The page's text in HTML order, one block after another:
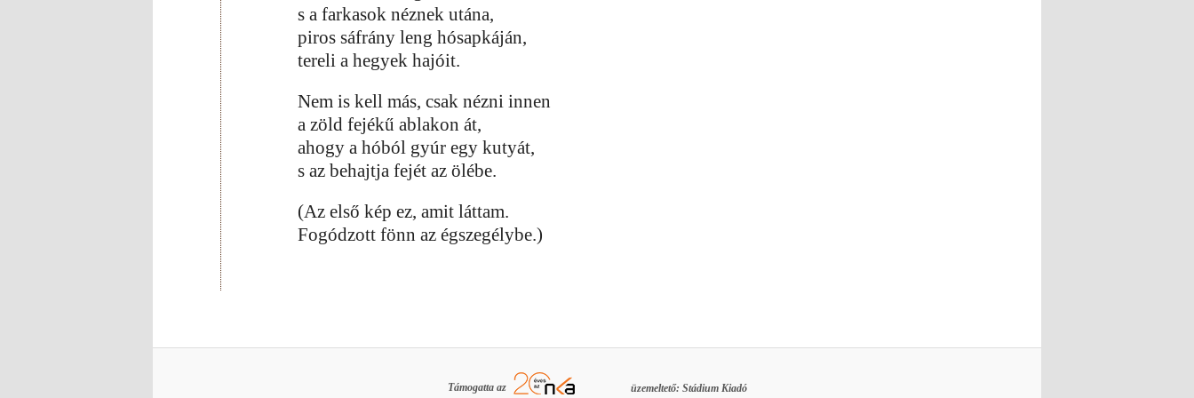
s a farkasok néznek utána,
piros sáfrány leng hósapkáján,
tereli a hegyek hajóit.
Nem is kell más, csak nézni innen
a zöld fejékű ablakon át,
ahogy a hóból gyúr egy kutyát,
s az behajtja fejét az ölébe.
(Az első kép ez, amit láttam.
Fogódzott fönn az égszegélybe.)
Támogatta az üzemeltető: Stádium Kiadó